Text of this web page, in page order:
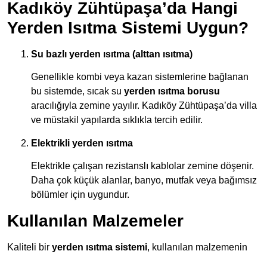
Kadıköy Zühtüpaşa’da Hangi
Yerden Isıtma Sistemi Uygun?
Su bazlı yerden ısıtma (alttan ısıtma)
Genellikle kombi veya kazan sistemlerine bağlanan
bu sistemde, sıcak su yerden ısıtma borusu
aracılığıyla zemine yayılır. Kadıköy Zühtüpaşa’da villa
ve müstakil yapılarda sıklıkla tercih edilir.
Elektrikli yerden ısıtma
Elektrikle çalışan rezistanslı kablolar zemine döşenir.
Daha çok küçük alanlar, banyo, mutfak veya bağımsız
bölümler için uygundur.
Kullanılan Malzemeler
Kaliteli bir yerden ısıtma sistemi, kullanılan malzemenin